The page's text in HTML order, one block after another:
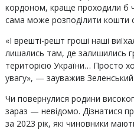
кордоном, краще проходили б
сама може розподілити кошти
«І врешті-решт гроші наші
лишались там, де залишились
територією України… Просто
увагу», — зауважив Зеленський.
Чи повернулися родини
зараз — невідомо. Дізнатися
за 2023 рік, які чиновники